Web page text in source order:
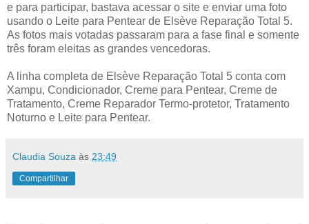
e para participar, bastava acessar o site e enviar uma foto
usando o Leite para Pentear de Elsève Reparação Total 5.
As fotos mais votadas passaram para a fase final e somente
três foram eleitas as grandes vencedoras.
A linha completa de Elsève Reparação Total 5 conta com
Xampu, Condicionador, Creme para Pentear, Creme de
Tratamento, Creme Reparador Termo-protetor, Tratamento
Noturno e Leite para Pentear.
Claudia Souza às 23:49
Compartilhar